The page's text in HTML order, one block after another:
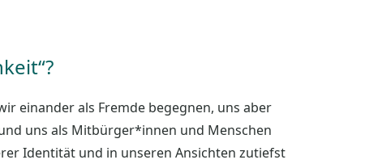
einander als Fremde begegnen, uns aber
uns als Mitbürger*innen und Menschen
Identität und in unseren Ansichten zutiefst